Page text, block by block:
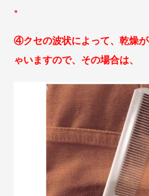
。
④クセの波状によって、乾燥
ゃいますので、その場合は、